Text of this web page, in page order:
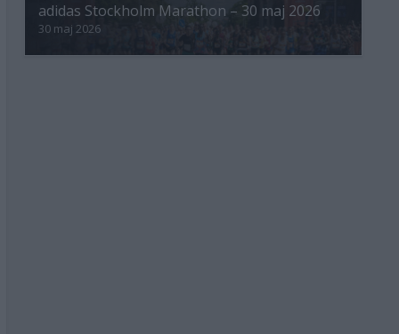
adidas Stockholm Marathon – 30 maj 2026
30 maj 2026